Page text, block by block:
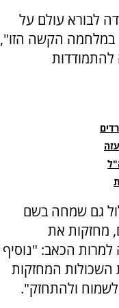
לבורא עולם על
במלחמה הקשה הזו",
להתמודדות
גם שמחה בשם
מחזקות את
הכאב: "נוסיף
המחזקות
ולהתחזק".